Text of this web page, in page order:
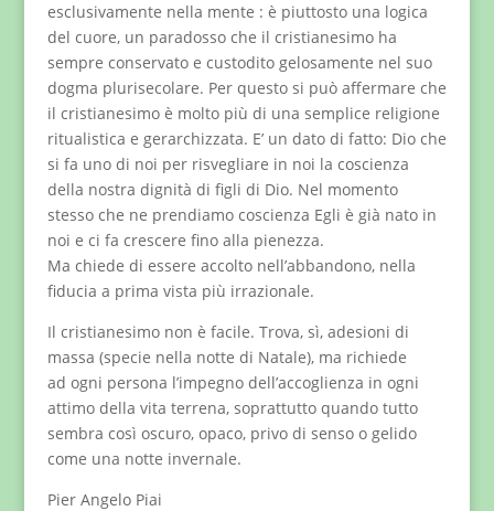
esclusivamente nella mente : è piuttosto una logica
del cuore, un paradosso che il cristianesimo ha
sempre conservato e custodito gelosamente nel suo
dogma plurisecolare. Per questo si può affermare che
il cristianesimo è molto più di una semplice religione
ritualistica e gerarchizzata. E’ un dato di fatto: Dio che
si fa uno di noi per risvegliare in noi la coscienza
della nostra dignità di figli di Dio. Nel momento
stesso che ne prendiamo coscienza Egli è già nato in
noi e ci fa crescere fino alla pienezza.
Ma chiede di essere accolto nell’abbandono, nella
fiducia a prima vista più irrazionale.
Il cristianesimo non è facile. Trova, sì, adesioni di
massa (specie nella notte di Natale), ma richiede
ad ogni persona l’impegno dell’accoglienza in ogni
attimo della vita terrena, soprattutto quando tutto
sembra così oscuro, opaco, privo di senso o gelido
come una notte invernale.
Pier Angelo Piai